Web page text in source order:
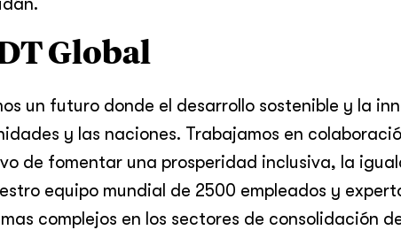
Global
un futuro donde el desarrollo sostenible y la
y las naciones. Trabajamos en
de fomentar una prosperidad inclusiva, la
equipo mundial de 2500 empleados y
complejos en los sectores de consolidación